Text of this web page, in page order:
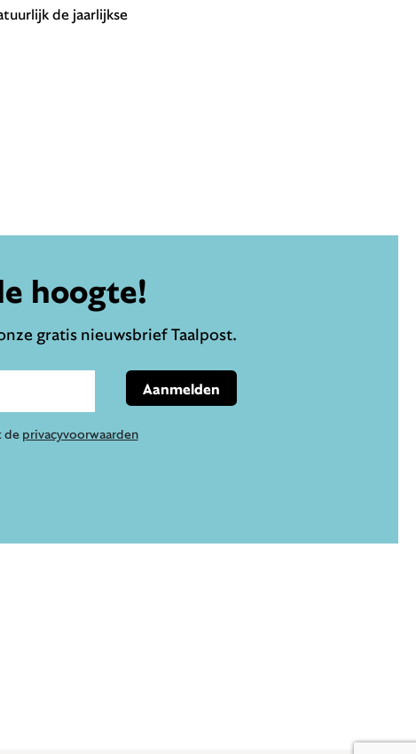
de jaarlijkse
hoogte!
gratis nieuwsbrief Taalpost.
de privacyvoorwaarden
Aanmelden